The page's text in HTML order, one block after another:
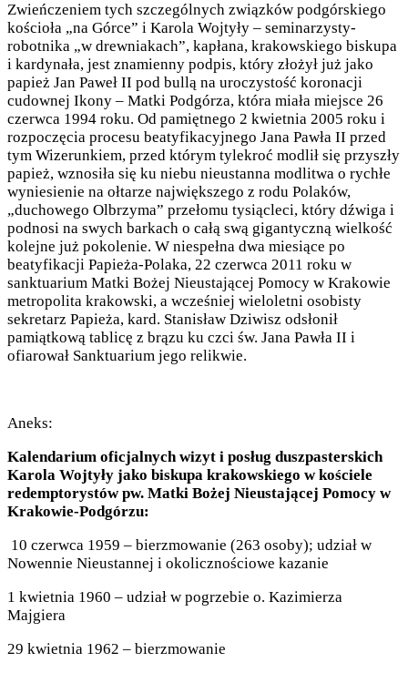
Zwieńczeniem tych szczególnych związków podgórskiego
kościoła „na Górce” i Karola Wojtyły – seminarzysty-
robotnika „w drewniakach”, kapłana, krakowskiego biskupa
i kardynała, jest znamienny podpis, który złożył już jako
papież Jan Paweł II pod bullą na uroczystość koronacji
cudownej Ikony – Matki Podgórza, która miała miejsce 26
czerwca 1994 roku. Od pamiętnego 2 kwietnia 2005 roku i
rozpoczęcia procesu beatyfikacyjnego Jana Pawła II przed
tym Wizerunkiem, przed którym tylekroć modlił się przyszły
papież, wznosiła się ku niebu nieustanna modlitwa o rychłe
wyniesienie na ołtarze największego z rodu Polaków,
„duchowego Olbrzyma” przełomu tysiącleci, który dźwiga i
podnosi na swych barkach o całą swą gigantyczną wielkość
kolejne już pokolenie. W niespełna dwa miesiące po
beatyfikacji Papieża-Polaka, 22 czerwca 2011 roku w
sanktuarium Matki Bożej Nieustającej Pomocy w Krakowie
metropolita krakowski, a wcześniej wieloletni osobisty
sekretarz Papieża, kard. Stanisław Dziwisz odsłonił
pamiątkową tablicę z brązu ku czci św. Jana Pawła II i
ofiarował Sanktuarium jego relikwie.
Aneks:
Kalendarium oficjalnych wizyt i posług duszpasterskich
Karola Wojtyły jako biskupa krakowskiego w kościele
redemptorystów pw. Matki Bożej Nieustającej Pomocy w
Krakowie-Podgórzu:
10 czerwca 1959 – bierzmowanie (263 osoby); udział w
Nowennie Nieustannej i okolicznościowe kazanie
1 kwietnia 1960 – udział w pogrzebie o. Kazimierza
Majgiera
29 kwietnia 1962 – bierzmowanie